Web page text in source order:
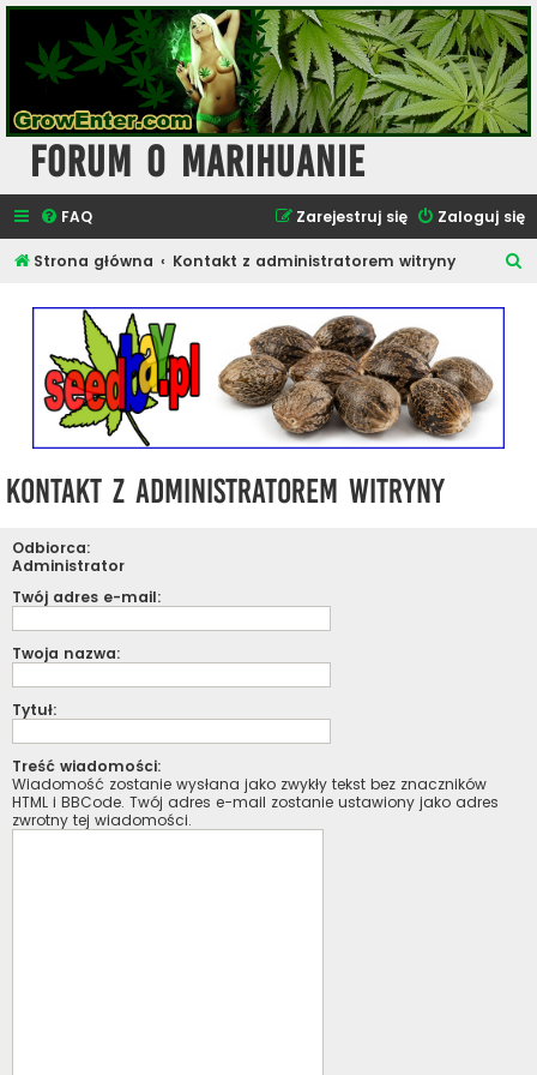
Forum o Marihuanie
FAQ Zaloguj się
Zarejestruj się
Strona główna Kontakt z administratorem witryny
Kontakt z administratorem witryny
Odbiorca:
Administrator
Twój adres e-mail:
Twoja nazwa:
Tytuł:
Treść wiadomości:
Wiadomość zostanie wysłana jako zwykły tekst bez znaczników
HTML i BBCode. Twój adres e-mail zostanie ustawiony jako adres
zwrotny tej wiadomości.